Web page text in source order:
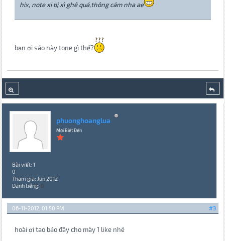
hix, note xi bị xì ghê quá,thông cảm nha ae
bạn ơi sáo này tone gì thế?
phuonghoanglua
Mới Biết Đến
Bài viết: 1
0
Tham gia: Jun 2012
Danh tiếng: 0
#3
06-11-2012, 01:50 PM
hoài ơi tao bảo đây cho mày 1 like nhé